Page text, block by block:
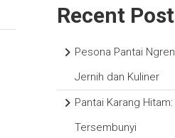
Recent
Pesona Pantai
Jernih dan Kuliner
Pantai Karang
Tersembunyi